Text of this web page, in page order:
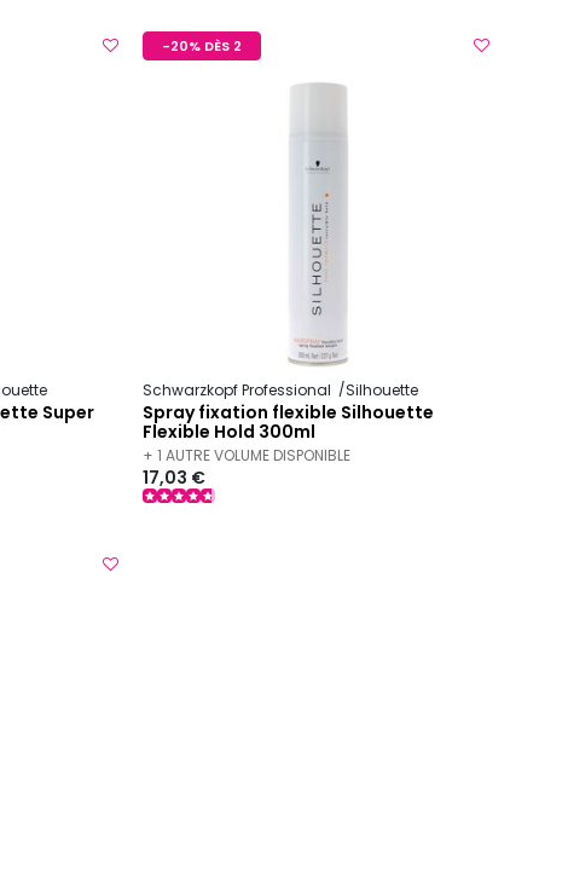
Super
-20% DÈS 2
Schwarzkopf Professional Silhouette
Spray fixation flexible Silhouette
Flexible Hold 300ml
+ 1 AUTRE VOLUME DISPONIBLE
17,03 €